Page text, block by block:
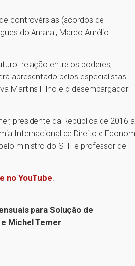
controvérsias (acordos de
do Amaral, Marco Aurélio
relação entre os poderes,
apresentado pelos especialistas
Martins Filho e o desembargador
presidente da República de 2016 a
Internacional de Direito e
ministro do STF e professor de
no YouTube
para Solução de
Michel Temer